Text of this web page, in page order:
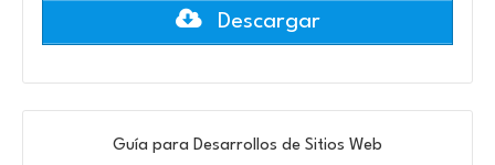
Descargar
Guía para Desarrollos de Sitios Web